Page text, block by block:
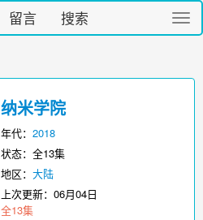
切
换
留言 搜索
纳米学院
年代：2018
状态：全13集
地区：大陆
上次更新：06月04日
全13集